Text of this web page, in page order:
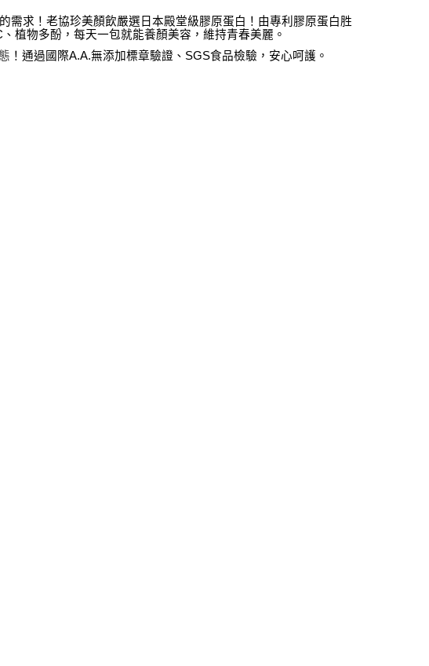
需求！老協珍美顏飲嚴選日本殿堂級膠原蛋白！由專利膠原蛋白胜
植物多酚，每天一包就能養顏美容，維持青春美麗。
！ 通過國際A.A.無添加標章驗證、SGS食品檢驗，安心呵護。